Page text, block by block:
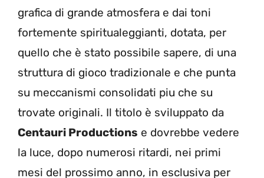
grafica di grande atmosfera e dai toni
fortemente spiritualeggianti, dotata, per
quello che è stato possibile sapere, di una
struttura di gioco tradizionale e che punta
su meccanismi consolidati piu che su
trovate originali. Il titolo è sviluppato da
Centauri Productions e dovrebbe vedere
la luce, dopo numerosi ritardi, nei primi
mesi del prossimo anno, in esclusiva per